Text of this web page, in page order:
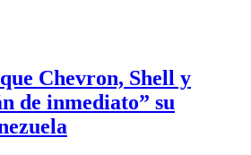
Chevron, Shell y
de inmediato” su